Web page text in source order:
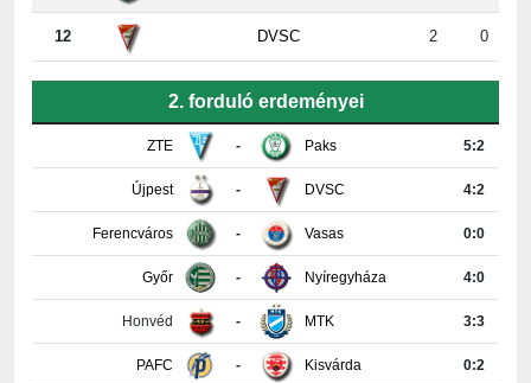
12 DVSC 2 0
2. forduló erdeményei
ZTE - Paks 5:2
Újpest - DVSC 4:2
Ferencváros - Vasas 0:0
Győr - Nyíregyháza 4:0
Honvéd - MTK 3:3
PAFC - Kisvárda 0:2